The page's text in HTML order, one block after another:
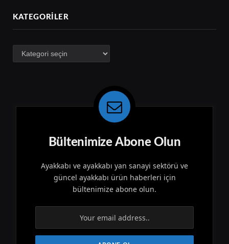
KATEGORILER
Kategoriler
Bültenimize Abone Olun
Ayakkabı ve ayakkabı yan sanayi sektörü ve
güncel ayakkabı ürün haberleri için
bültenimize abone olun.